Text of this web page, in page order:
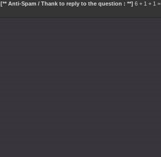
[** Anti-Spam / Thank to reply to the question : **] 6 + 1 + 1 =